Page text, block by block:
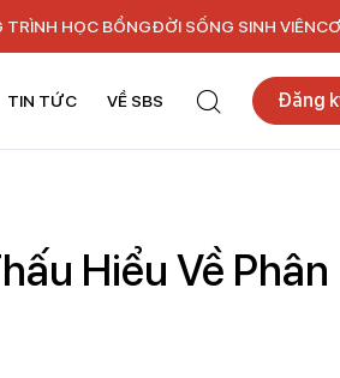
TRÌNH HỌC BỔNGĐỜI SỐNG SINH VIÊN
TIN TỨC VỀ SBS Đăng
Hiểu Về Phân